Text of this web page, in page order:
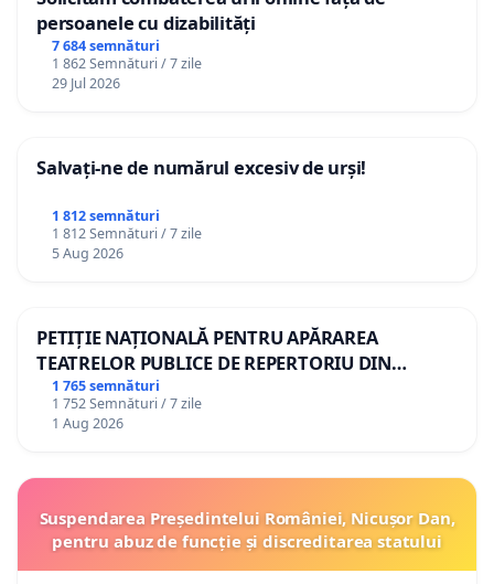
persoanele cu dizabilități
7 684 semnături
1 862 Semnături / 7 zile
29 Jul 2026
Salvați-ne de numărul excesiv de urși!
1 812 semnături
1 812 Semnături / 7 zile
5 Aug 2026
PETIȚIE NAȚIONALĂ PENTRU APĂRAREA
TEATRELOR PUBLICE DE REPERTORIU DIN
ROMÂNIA
1 765 semnături
1 752 Semnături / 7 zile
1 Aug 2026
Suspendarea Președintelui României, Nicușor Dan,
pentru abuz de funcție și discreditarea statului